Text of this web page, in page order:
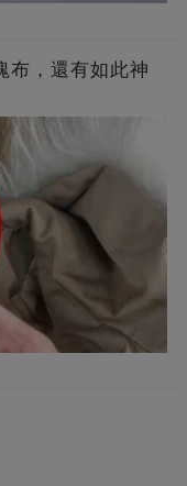
布，還有如此神